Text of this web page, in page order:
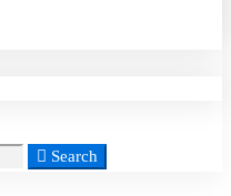
Search